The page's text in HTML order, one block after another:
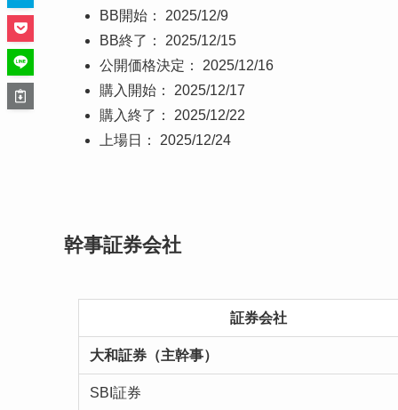
BB開始： 2025/12/9
BB終了： 2025/12/15
公開価格決定： 2025/12/16
購入開始： 2025/12/17
購入終了： 2025/12/22
上場日： 2025/12/24
幹事証券会社
証券会社
大和証券（主幹事）
SBI証券